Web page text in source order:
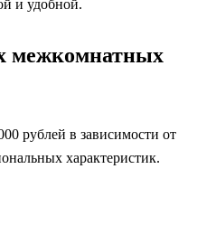
и удобной.
межкомнатных
рублей в зависимости от
характеристик.